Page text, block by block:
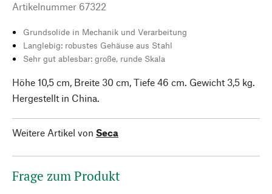
Artikelnummer 67322
Grundsolide in Mechanik und Verarbeitung
Langlebig: robustes Gehäuse aus Stahl
Sehr gut ablesbar: große, runde Skala
Höhe 10,5 cm, Breite 30 cm, Tiefe 46 cm. Gewicht 3,5 kg.
Hergestellt in China.
Weitere Artikel von Seca
Frage zum Produkt